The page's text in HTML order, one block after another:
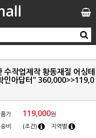
수작업제작 황동재질 어싱테
인아답터" 360,000>>119,0
가 119,000원
비
(조건) 지역별